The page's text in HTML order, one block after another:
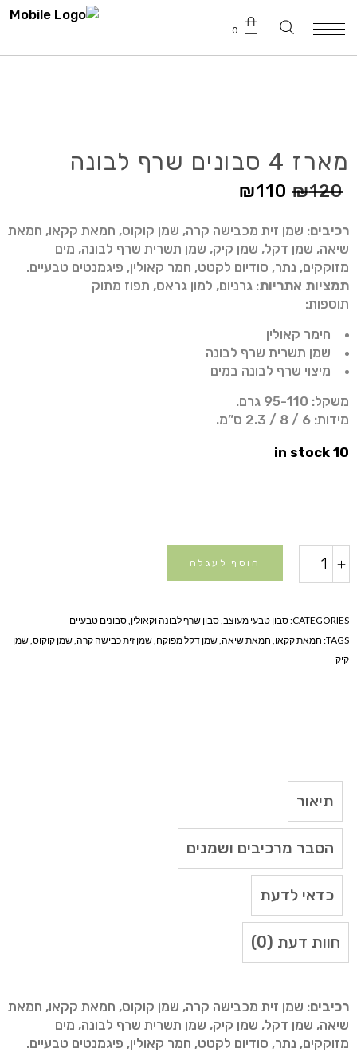
0
מארז 4 סבונים שרף לבונה
₪120
₪110
רכיבים: שמן זית מכבישה קרה, שמן קוקוס, חמאת קקאו, חמאת
שיאה, שמן דקל, שמן קיק, שמן תשרית שרף לבונה, מים
מזוקקים, נתר, סודיום לקטט, חמר קאולין, פיגמנטים טבעיים.
תמציות אתריות: גרניום, למון גראס, תפוז מתוק
תוספות:
חימר קאולין
שמן תשרית שרף לבונה
מיצוי שרף לבונה במים
משקל: 95-110 גרם.
מידות: 6 / 8 / 2.3 ס”מ.
10 in stock
4
לבונה
quantity
- + הוסף לעגלה
CATEGORIES: סבון טבעי מעוצב,סבון שרף לבונה וקאולין,סבונים טבעיים
TAGS: חמאת קקאו, חמאת שיאה,שמן דקל מפוקח,שמן זית כבישה קרה,שמן קוקוס,שמן
קיק
תיאור
הסבר מרכיבים ושמנים
כדאי לדעת
חוות דעת (0)
רכיבים: שמן זית מכבישה קרה, שמן קוקוס, חמאת קקאו, חמאת
שיאה, שמן דקל, שמן קיק, שמן תשרית שרף לבונה, מים
מזוקקים, נתר, סודיום לקטט, חמר קאולין, פיגמנטים טבעיים.